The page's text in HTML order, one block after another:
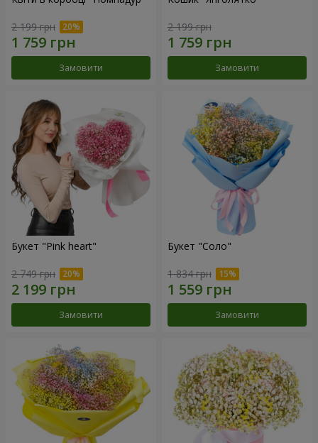
2 199 грн
Замовити
2 199 грн
Замовити
Букет "Pink heart"
2 749 грн
Замовити
Букет "Соло"
1 834 грн
Замовити